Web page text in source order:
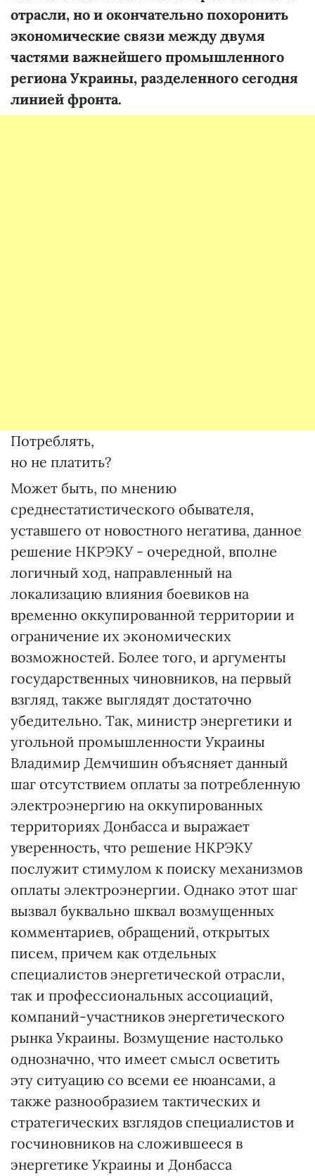
отрасли, но и окончательно похоронить
экономические связи между двумя
частями важнейшего промышленного
региона Украины, разделенного сегодня
линией фронта.
Потреблять,
но не платить?
Может быть, по мнению
среднестатистического обывателя,
уставшего от новостного негатива, данное
решение НКРЭКУ - очередной, вполне
логичный ход, направленный на
локализацию влияния боевиков на
временно оккупированной территории и
ограничение их экономических
возможностей. Более того, и аргументы
государственных чиновников, на первый
взгляд, также выглядят достаточно
убедительно. Так, министр энергетики и
угольной промышленности Украины
Владимир Демчишин объясняет данный
шаг отсутствием оплаты за потребленную
электроэнергию на оккупированных
территориях Донбасса и выражает
уверенность, что решение НКРЭКУ
послужит стимулом к поиску механизмов
оплаты электроэнергии. Однако этот шаг
вызвал буквально шквал возмущенных
комментариев, обращений, открытых
писем, причем как отдельных
специалистов энергетической отрасли,
так и профессиональных ассоциаций,
компаний-участников энергетического
рынка Украины. Возмущение настолько
однозначно, что имеет смысл осветить
эту ситуацию со всеми ее нюансами, а
также разнообразием тактических и
стратегических взглядов специалистов и
госчиновников на сложившееся в
энергетике Украины и Донбасса